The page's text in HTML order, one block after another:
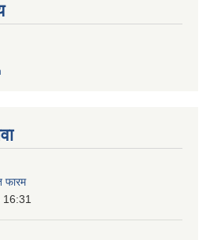
फारम
16:31